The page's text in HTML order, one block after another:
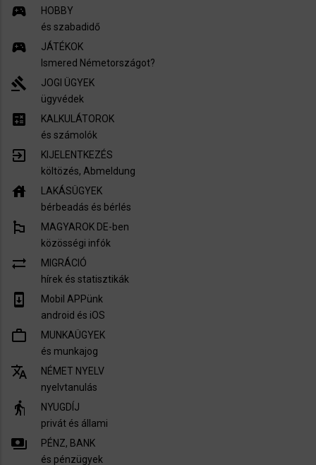
sports_esports
HOBBY
és szabadidő
sports_esports
JÁTÉKOK
Ismered Németországot?
gavel
JOGI ÜGYEK
ügyvédek
calculate
KALKULÁTOROK
és számolók
exit_to_app
KIJELENTKEZÉS
költözés, Abmeldung
house
LAKÁSÜGYEK
bérbeadás és bérlés
emoji_flags
MAGYAROK DE-ben
közösségi infók
sync_alt
MIGRÁCIÓ
hírek és statisztikák
system_update
Mobil APPünk
android és iOS
work_outline
MUNKAÜGYEK
és munkajog
translate
NÉMET NYELV
nyelvtanulás
elderly
NYUGDÍJ
privát és állami
payments
PÉNZ, BANK
és pénzügyek